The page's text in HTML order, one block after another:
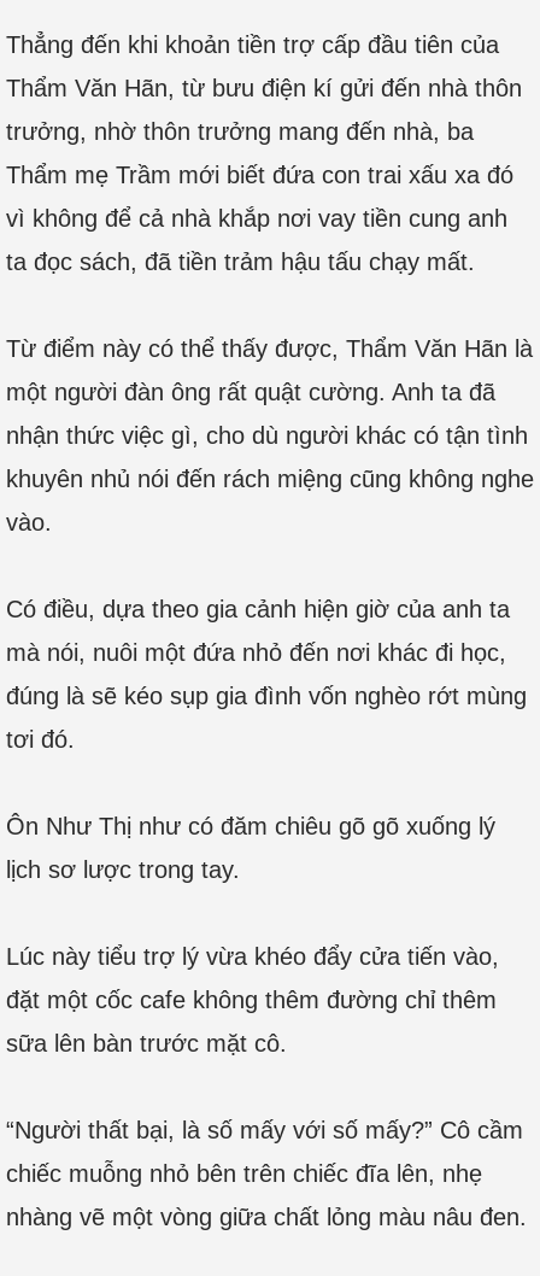
Thẳng đến khi khoản tiền trợ cấp đầu tiên của
Thẩm Văn Hãn, từ bưu điện kí gửi đến nhà thôn
trưởng, nhờ thôn trưởng mang đến nhà, ba
Thẩm mẹ Trầm mới biết đứa con trai xấu xa đó
vì không để cả nhà khắp nơi vay tiền cung anh
ta đọc sách, đã tiền trảm hậu tấu chạy mất.
Từ điểm này có thể thấy được, Thẩm Văn Hãn là
một người đàn ông rất quật cường. Anh ta đã
nhận thức việc gì, cho dù người khác có tận tình
khuyên nhủ nói đến rách miệng cũng không nghe
vào.
Có điều, dựa theo gia cảnh hiện giờ của anh ta
mà nói, nuôi một đứa nhỏ đến nơi khác đi học,
đúng là sẽ kéo sụp gia đình vốn nghèo rớt mùng
tơi đó.
Ôn Như Thị như có đăm chiêu gõ gõ xuống lý
lịch sơ lược trong tay.
Lúc này tiểu trợ lý vừa khéo đẩy cửa tiến vào,
đặt một cốc cafe không thêm đường chỉ thêm
sữa lên bàn trước mặt cô.
“Người thất bại, là số mấy với số mấy?” Cô cầm
chiếc muỗng nhỏ bên trên chiếc đĩa lên, nhẹ
nhàng vẽ một vòng giữa chất lỏng màu nâu đen.